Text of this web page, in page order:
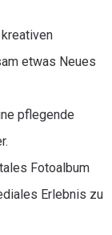
etwas Neues
pflegende
Fotoalbum
Erlebnis zu